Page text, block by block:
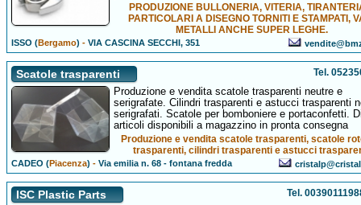
PRODUZIONE BULLONERIA, VITERIA,
PARTICOLARI A DISEGNO TORNITI E STAMPATI,
METALLI ANCHE SUPER LEGHE.
ISSO (Bergamo) -VIA CASCINA SECCHI, 351
Scatole trasparenti Tel.
Produzione e vendita scatole trasparenti neutre e
serigrafate. Cilindri trasparenti e astucci trasparenti
serigrafati. Scatole per bomboniere e portaconfetti.
articoli disponibili a magazzino in pronta consegna
Produzione e vendita scatole trasparenti, scatole
trasparenti, cilindri trasparenti e astucci
CADEO (Piacenza) -Via emilia n. 68 - fontana fredda
ISC Plastic Parts Tel.